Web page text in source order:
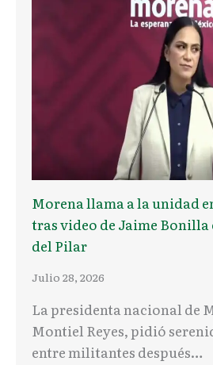
Morena llama a la unidad
tras video de Jaime
del Pilar
Julio 28, 2026
La presidenta nacional de
Montiel Reyes, pidió
entre militantes después…